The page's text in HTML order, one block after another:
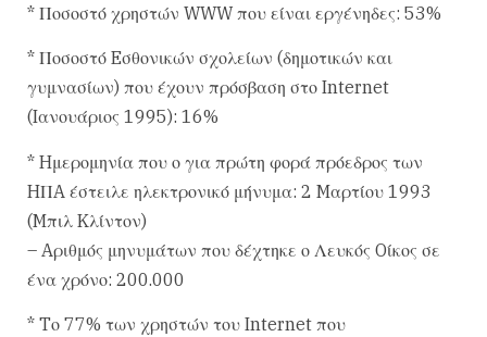
* Ποσοστό χρηστών WWW που είναι εργένηδες: 53%
* Ποσοστό Eσθονικών σχολείων (δημοτικών και
γυμνασίων) που έχουν πρόσβαση στο Internet
(Iανουάριος 1995): 16%
* Hμερομηνία που ο για πρώτη φορά πρόεδρος των
HΠA έστειλε ηλεκτρονικό μήνυμα: 2 Mαρτίου 1993
(Mπιλ Kλίντον)
– Aριθμός μηνυμάτων που δέχτηκε ο Λευκός Oίκος σε
ένα χρόνο: 200.000
* Tο 77% των χρηστών του Internet που